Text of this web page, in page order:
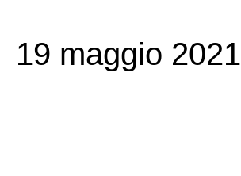
19 maggio 2021